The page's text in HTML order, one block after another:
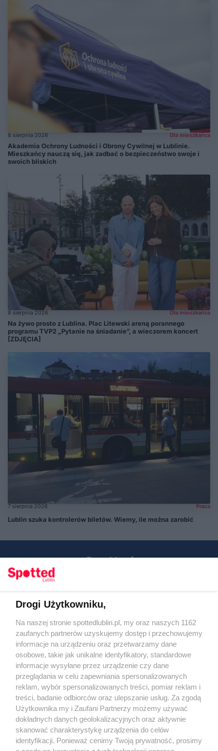
8 sierpnia 2026 Dla mieszkańca
Akademia Ochrony Ludności i Obrony Cywilnej w Lublinie.
Mieszkańcy nauczą się, jak zadbać o bezpieczeństwo swoje i
swoich bliskich
8 sierpnia 2026 Dla mieszkańca
Na żywo prosto z Lublina. Plac Litewski areną porannego
programu TVP2 „Pytanie na śniadanie”, a wieczorem koncert
[ZDJĘCIA]
7 sierpnia 2026 Praca
Lublin szuka kontrolerów biletów. Wiemy, ile można zarobić
KATEGORIE
OGŁOSZENIA
WYDARZENIA
NA SKRÓTY
Regulamin
Polityka prywatności
RODO
Warunki korzystania z treści
Drogi Użytkowniku,
Na naszej stronie spottedlublin.pl, my oraz naszych 1162
zaufanych partnerów uzyskujemy dostęp i przechowujemy
informacje na urządzeniu oraz przetwarzamy dane
osobowe, takie jak unikalne identyfikatory, standardowe
informacje wysyłane przez urządzenie czy dane
przeglądania w celu zapewniania spersonalizowanych
reklam, wybór spersonalizowanych treści, pomiar reklam i
treści, badanie odbiorców oraz ulepszanie usług. Za zgodą
Użytkownika my i Zaufani Partnerzy możemy używać
dokładnych danych geolokalizacyjnych oraz aktywnie
skanować charakterystykę urządzenia do celów
identyfikacji. Ponieważ cenimy Twoją prywatność, prosimy